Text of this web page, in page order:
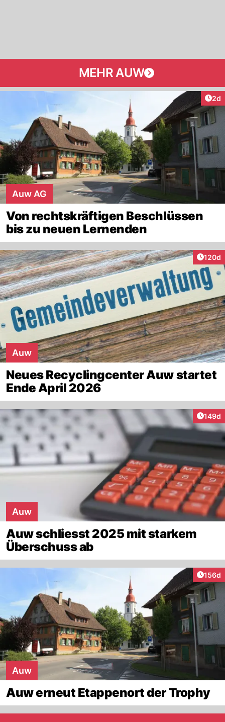
MEHR AUW
2d
Auw AG
Von rechtskräftigen Beschlüssen
bis zu neuen Lernenden
120d
Auw
Neues Recyclingcenter Auw startet
Ende April 2026
149d
Auw
Auw schliesst 2025 mit starkem
Überschuss ab
156d
Auw
Auw erneut Etappenort der Trophy